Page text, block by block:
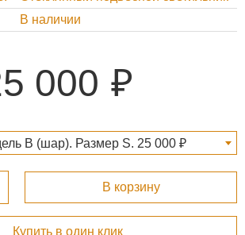
В наличии
000
В (шар). Размер S. 25 000 ₽